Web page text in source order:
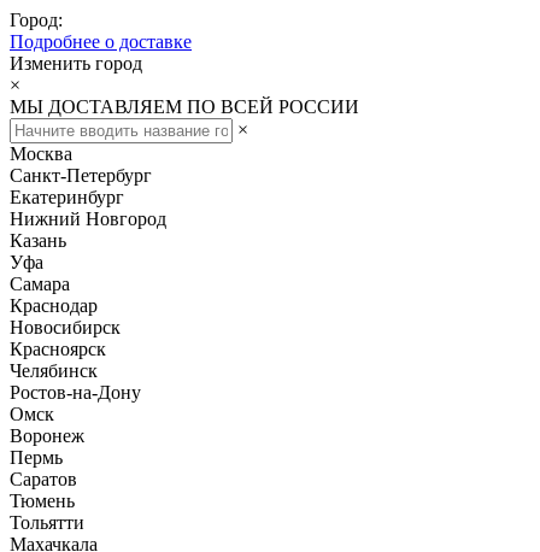
Город:
Подробнее о доставке
Изменить город
×
МЫ ДОСТАВЛЯЕМ ПО ВСЕЙ РОССИИ
×
Москва
Санкт-Петербург
Екатеринбург
Нижний Новгород
Казань
Уфа
Самара
Краснодар
Новосибирск
Красноярск
Челябинск
Ростов-на-Дону
Омск
Воронеж
Пермь
Саратов
Тюмень
Тольятти
Махачкала